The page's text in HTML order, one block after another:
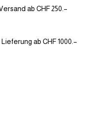
ab CHF 250.–
ab CHF 1000.–